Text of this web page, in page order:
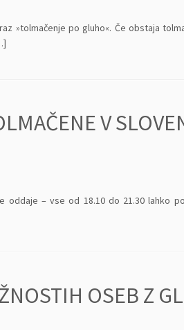
»tolmačenje po gluho«. Če obstaja
V
oddaje – vse od 18.10 do 21.30 lahko
OSEB Z